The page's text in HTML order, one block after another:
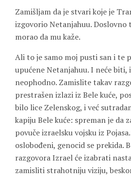
Zamišljam da je stvari koje je
izgovorio Netanjahuu. Doslovno
morao da mu kaže.
Ali to je samo moj pusti san i te
upućene Netanjahuu. I neće biti,
neophodno. Zamislite takav
prestrašen izlazi iz Bele kuće,
bilo lice Zelenskog, i već
kapiju Bele kuće: spreman je da
povuče izraelsku vojsku iz
oslobođeni, genocid se prekida.
razgovora Izrael će izabrati
zamisliti strahotniju viziju,